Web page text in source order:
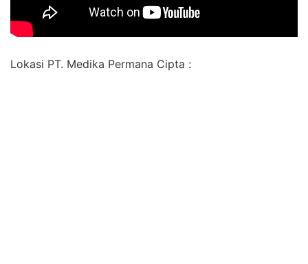
Lokasi PT. Medika Permana Cipta :